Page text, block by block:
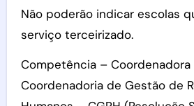
Não poderão indicar escolas
serviço terceirizado.
Competência – Coordenadora
Coordenadoria de Gestão de